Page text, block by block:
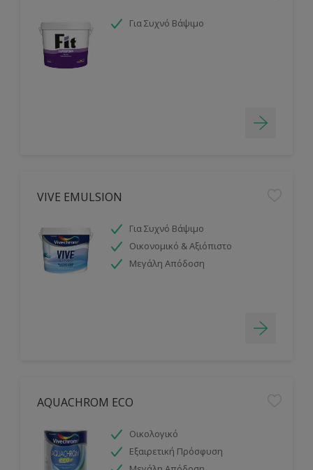
Για Συχνό Βάψιμο
VIVE EMULSION
Για Συχνό Βάψιμο
Οικονομικό & Αξιόπιστο
Μεγάλη Απόδοση
AQUACHROM ECO
Οικολογικό
Εξαιρετική Πρόσφυση